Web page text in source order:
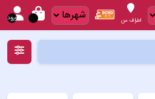
اطراف من ورود